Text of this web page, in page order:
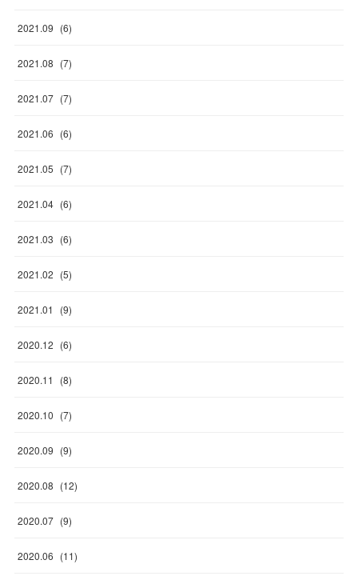
2021.09 (6)
2021.08 (7)
2021.07 (7)
2021.06 (6)
2021.05 (7)
2021.04 (6)
2021.03 (6)
2021.02 (5)
2021.01 (9)
2020.12 (6)
2020.11 (8)
2020.10 (7)
2020.09 (9)
2020.08 (12)
2020.07 (9)
2020.06 (11)